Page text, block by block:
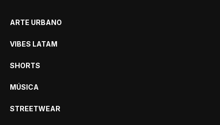
ARTE URBANO
VIBES LATAM
SHORTS
MÚSICA
STREETWEAR